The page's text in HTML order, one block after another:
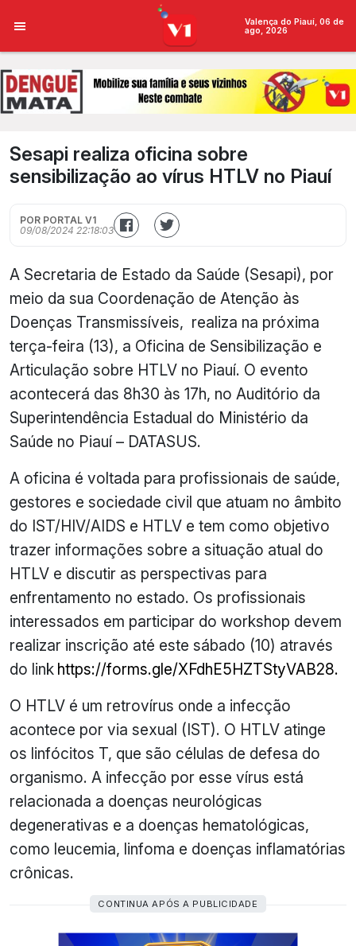
Valença do Piauí, 06 de
ago, 2026
Sesapi realiza oficina sobre
sensibilização ao vírus HTLV no Piauí
POR PORTAL V1
09/08/2024 22:18:03
A Secretaria de Estado da Saúde (Sesapi), por
meio da sua Coordenação de Atenção às
Doenças Transmissíveis, realiza na próxima
terça-feira (13), a Oficina de Sensibilização e
Articulação sobre HTLV no Piauí. O evento
acontecerá das 8h30 às 17h, no Auditório da
Superintendência Estadual do Ministério da
Saúde no Piauí – DATASUS.
A oficina é voltada para profissionais de saúde,
gestores e sociedade civil que atuam no âmbito
do IST/HIV/AIDS e HTLV e tem como objetivo
trazer informações sobre a situação atual do
HTLV e discutir as perspectivas para
enfrentamento no estado. Os profissionais
interessados em participar do workshop devem
realizar inscrição até este sábado (10) através
do link https://forms.gle/XFdhE5HZTStyVAB28.
O HTLV é um retrovírus onde a infecção
acontece por via sexual (IST). O HTLV atinge
os linfócitos T, que são células de defesa do
organismo. A infecção por esse vírus está
relacionada a doenças neurológicas
degenerativas e a doenças hematológicas,
como leucemia, linfoma e doenças inflamatórias
crônicas.
CONTINUA APÓS A PUBLICIDADE